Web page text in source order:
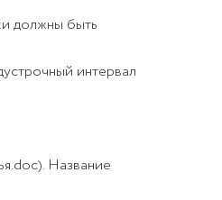
должны быть
интервал
Название